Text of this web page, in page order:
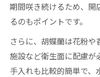
期間咲き続けるため、開
るのもポイントです。
さらに、胡蝶蘭は花粉
施設など衛生面に配慮が
手入れも比較的簡単で、